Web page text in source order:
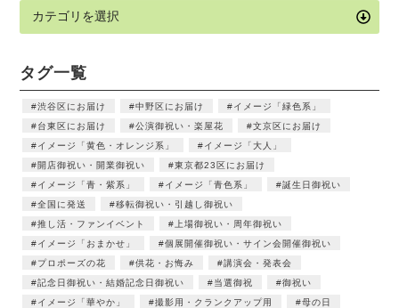
タグ一覧
渋谷区にお届け 中野区にお届け
イメージ「緑色系」
台東区にお届け
公演御祝い・楽屋花
文京区にお届け
イメージ「黄色・オレンジ系」
イメージ「大人」
開店御祝い・開業御祝い
東京都23区にお届け
イメージ「青・紫系」
イメージ「青色系」
誕生日御祝い
全国に発送
移転御祝い・引越し御祝い
推し活・ファンイベント
上場御祝い・周年御祝い
イメージ「おまかせ」
個展開催御祝い・サイン会開催御祝い
プロポーズの花
供花・お悔み
講演会・発表会
記念日御祝い・結婚記念日御祝い
当選御祝
御祝い
イメージ「華やか」
撮影用・クランクアップ用
母の日